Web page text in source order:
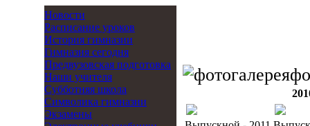
Новости
Расписание уроков
История гимназии
Гимназия сегодня
Предвузовская подготовка
Наши учителя
Субботняя школа
Символика гимназии
Экзамены